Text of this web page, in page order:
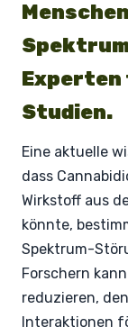
Studien.
Eine aktuelle
dass
Wirkstoff aus
könnte,
Spektrum-
Forschern
reduzieren,
Interaktionen